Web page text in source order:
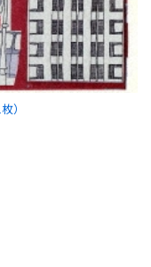
枚）